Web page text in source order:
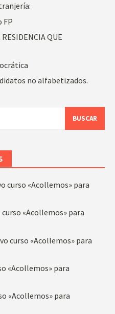
FP
QUE
no alfabetizados.
curso «Acollemos» para
curso «Acollemos» para
curso «Acollemos» para
«Acollemos» para
«Acollemos» para